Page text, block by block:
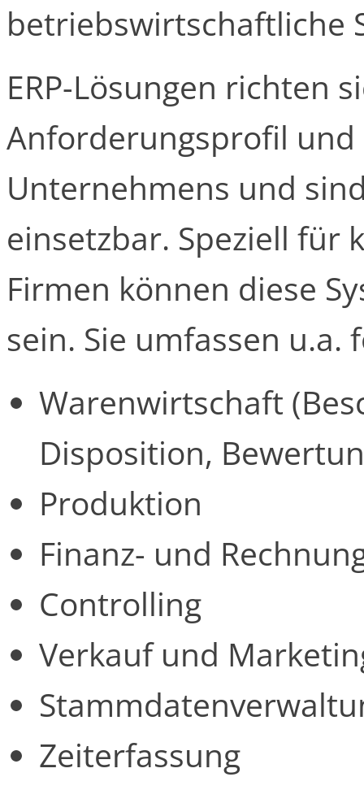
betriebswirtschaftliche
ERP-Lösungen richten
Anforderungsprofil und
Unternehmens und
einsetzbar. Speziell für
Firmen können diese
sein. Sie umfassen
Warenwirtschaft
Disposition,
Produktion
Finanz- und
Controlling
Verkauf und
Zeiterfassung